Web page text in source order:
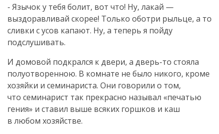
- Язычок у тебя болит, вот что! Ну, лакай —
выздоравливай скорее! Только оботри рыльце, а то
сливки с усов капают. Ну, а теперь я пойду
подслушивать.
И домовой подкрался к двери, а дверь-то стояла
полуотворенною. В комнате не было никого, кроме
хозяйки и семинариста. Они говорили о том,
что семинарист так прекрасно называл «печатью
гения» и ставил выше всяких горшков и каш
в любом хозяйстве.